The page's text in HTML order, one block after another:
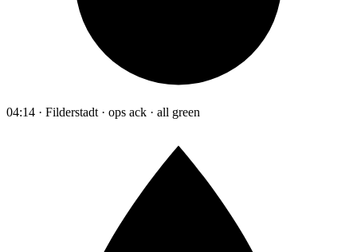
04:14 · Filderstadt · ops ack · all green